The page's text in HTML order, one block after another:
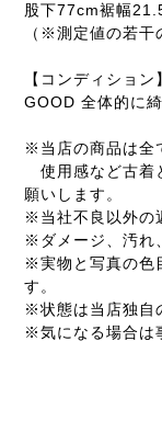
股下77cm裾幅
（※測定値の若干
【コンディション】
GOOD 全体的に綺
※当店の商品は全
使用感など古着
願いします。
※当社不良以外の
※ダメージ、汚れ
※実物と写真の色
す。
※状態は当店独自
※気になる場合は